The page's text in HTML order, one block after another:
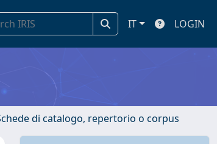
IT LOGIN
di catalogo, repertorio o corpus